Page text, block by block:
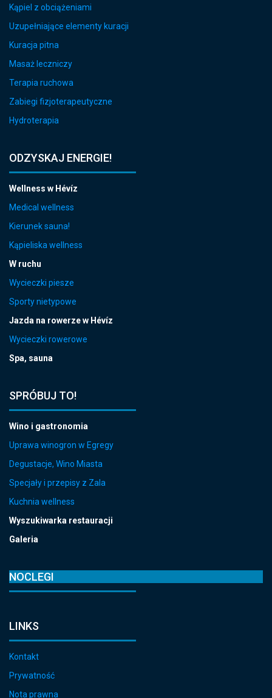
Kąpiel z obciążeniami
Uzupełniające elementy kuracji
Kuracja pitna
Masaż leczniczy
Terapia ruchowa
Zabiegi fizjoterapeutyczne
Hydroterapia
ODZYSKAJ ENERGIE!
Wellness w Hévíz
Medical wellness
Kierunek sauna!
Kąpieliska wellness
W ruchu
Wycieczki piesze
Sporty nietypowe
Jazda na rowerze w Hévíz
Wycieczki rowerowe
Spa, sauna
SPRÓBUJ TO!
Wino i gastronomia
Uprawa winogron w Egregy
Degustacje, Wino Miasta
Specjały i przepisy z Zala
Kuchnia wellness
Wyszukiwarka restauracji
Galeria
NOCLEGI
LINKS
Kontakt
Prywatność
Nota prawna